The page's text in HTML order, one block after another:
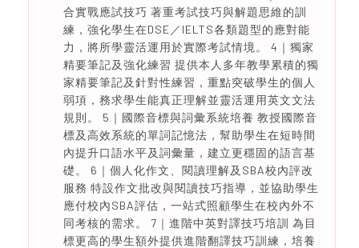
合實戰應試技巧 著重考試技巧與解題思維的訓
練，強化學生在DSE／IELTS各類題型的應對能
力，將所學靈活運用於實際考試情境。 4｜獨家
精要筆記及強化練習 提供本人多年教學累積的獨
家精要筆記及針對性練習，重點突破學生的個人
弱項，務求學生能真正理解並靈活運用英文文法
規則。 5｜國際音標與詞彙系統培養 教授國際音
標及高效系統的單詞記憶法，幫助學生在短時間
內提升口語水平及詞彙量，建立更穩固的語言基
礎。 6｜個人化作文、閱讀理解及SBA校內評改
服務 特設作文批改與閱讀技巧指導，並協助學生
應付校內SBA評估，一站式照顧學生在校內外不
同考核的需求。 7｜進階中英對譯技巧培訓 為目
標更高的學生額外提供進階翻譯技巧訓練，培養